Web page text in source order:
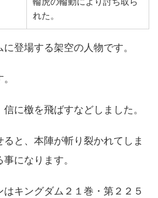
れた。
登場する架空の人物です。
信に檄を飛ばすなどしました。
と、本陣が斬り裂かれてしま
になります。
キングダム２１巻・第２２５